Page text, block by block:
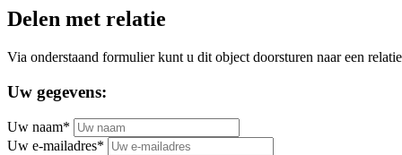
Delen met relatie
Via onderstaand formulier kunt u dit object doorsturen naar een
Uw gegevens:
Uw naam*
Uw e-mailadres*